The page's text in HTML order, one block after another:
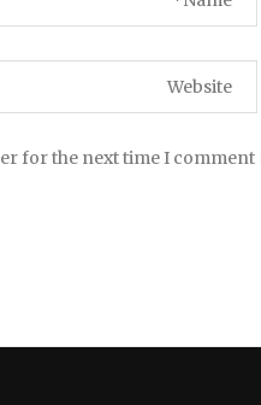
for the next time I comment.